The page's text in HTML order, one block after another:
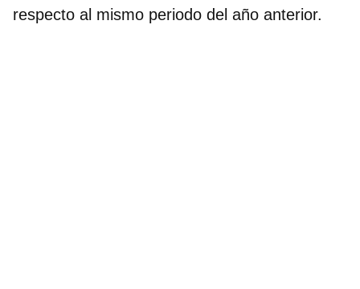
respecto al mismo periodo del año anterior.